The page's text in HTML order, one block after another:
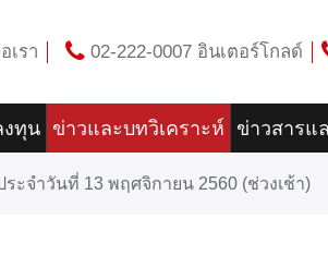
เรา 02-222-0007 อินเตอร์โกลด์
ทุน ข่าวและบทวิเคราะห์ ข่าวสารแ
ะจำวันที่ 13 พฤศจิกายน 2560 (ช่วงเช้า)